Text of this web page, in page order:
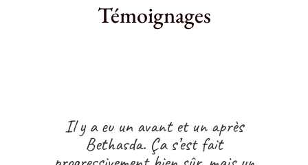
Témoignages
Il y a eu un avant et un après
Bethasda. Ça s’est fait